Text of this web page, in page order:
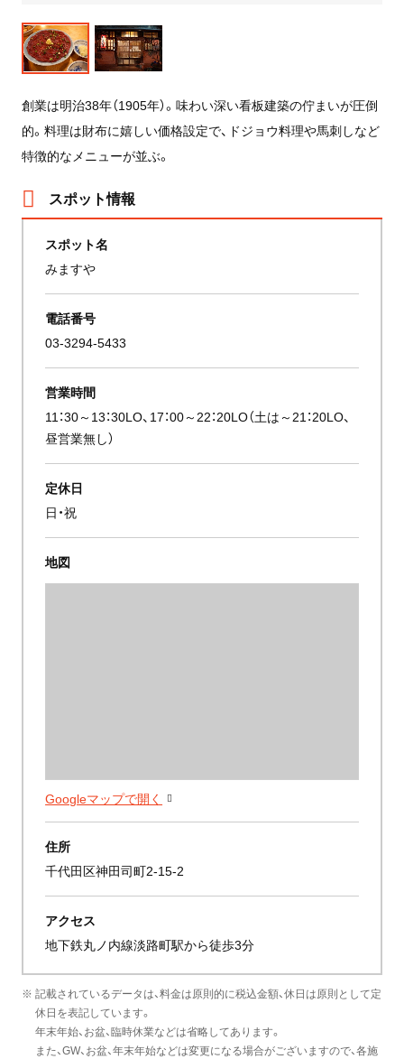
創業は明治38年（1905年）。味わい深い看板建築の佇まいが圧倒
的。料理は財布に嬉しい価格設定で、ドジョウ料理や馬刺しなど
特徴的なメニューが並ぶ。
スポット情報
スポット名
みますや
電話番号
03-3294-5433
営業時間
11：30～13：30LO、17：00～22：20LO（土は～21：20LO、
昼営業無し）
定休日
日・祝
地図
Googleマップで開く
住所
千代田区神田司町2-15-2
アクセス
地下鉄丸ノ内線淡路町駅から徒歩3分
※ 記載されているデータは、料金は原則的に税込金額、休日は原則として定
休日を表記しています。
年末年始、お盆、臨時休業などは省略してあります。
また、GW、お盆、年末年始などは変更になる場合がございますので、各施